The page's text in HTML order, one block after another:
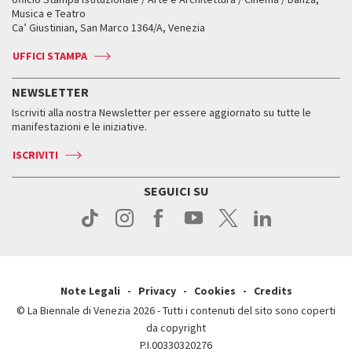
Come raggiungerci
Press
Orari e sedi
Accrediti
Come raggiungerci
Orari e sedi
Biglietti
Accrediti
Come raggiungerci
Contatti
Press
Come raggiungerci
Press
Leone d’oro alla carriera
Leone d’argento
Edizioni passate
Orari e sedi
Biglietti
Servizi al pubblico
Come raggiungerci
Contatti
Biennale College ASAC
ASAC DATI
Storia
Orari e sedi
Musica e Teatro
Ca’ Giustinian, San Marco 1364/A, Venezia
UFFICI STAMPA
NEWSLETTER
Iscriviti alla nostra Newsletter per essere aggiornato su tutte le
manifestazioni e le iniziative.
ISCRIVITI
SEGUICI SU
Note Legali Privacy Cookies
Credits
© La Biennale di Venezia 2026 - Tutti i contenuti del sito sono coperti
da copyright
P.I.00330320276